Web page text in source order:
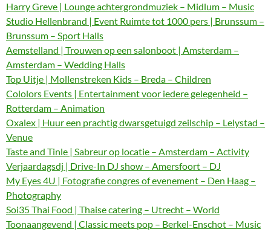
Harry Greve | Lounge achtergrondmuziek – Midlum – Music
Studio Hellenbrand | Event Ruimte tot 1000 pers | Brunssum –
Brunssum – Sport Halls
Aemstelland | Trouwen op een salonboot | Amsterdam –
Amsterdam – Wedding Halls
Top Uitje | Mollenstreken Kids – Breda – Children
Cololors Events | Entertainment voor iedere gelegenheid –
Rotterdam – Animation
Oxalex | Huur een prachtig dwarsgetuigd zeilschip – Lelystad –
Venue
Taste and Tinle | Sabreur op locatie – Amsterdam – Activity
Verjaardagsdj | Drive-In DJ show – Amersfoort – DJ
My Eyes 4U | Fotografie congres of evenement – Den Haag –
Photography
Soi35 Thai Food | Thaise catering – Utrecht – World
Toonaangevend | Classic meets pop – Berkel-Enschot – Music